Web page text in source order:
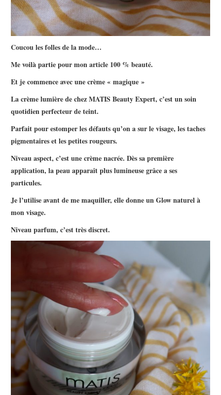
Coucou les folles de la mode…
Me voilà partie pour mon article 100 % beauté.
Et je commence avec une crème « magique »
La crème lumière de chez MATIS Beauty Expert, c’est un soin
quotidien perfecteur de teint.
Parfait pour estomper les défauts qu’on a sur le visage, les taches
pigmentaires et les petites rougeurs.
Niveau aspect, c’est une crème nacrée. Dès sa première
application, la peau apparaît plus lumineuse grâce a ses
particules.
Je l’utilise avant de me maquiller, elle donne un Glow naturel à
mon visage.
Niveau parfum, c’est très discret.